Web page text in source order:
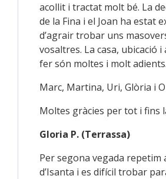
acollit i tractat molt bé. La
de la Fina i el Joan ha estat
d’agrair trobar uns
vosaltres. La casa, ubicació i
fer són moltes i molt adients.
Marc, Martina, Uri, Glòria i
Moltes gràcies per tot i fins
Gloria P. (Terrassa)
Per segona vegada repetim
d’Isanta i es difícil trobar